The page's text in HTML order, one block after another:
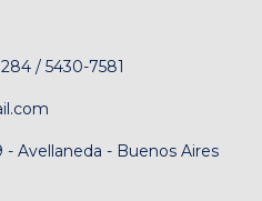
/ 5430-7581
Avellaneda - Buenos Aires